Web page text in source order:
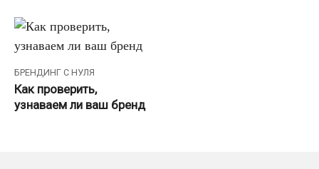
БРЕНДИНГ С НУЛЯ
Как проверить,
узнаваем ли ваш бренд